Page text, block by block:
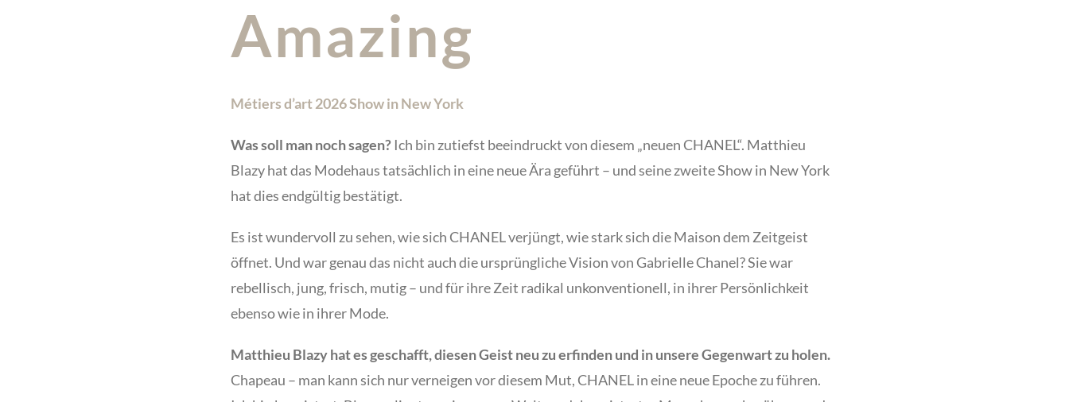
Amazing
Métiers d’art 2026 Show in New York
Was soll man noch sagen? Ich bin zutiefst beeindruckt von diesem „neuen CHANEL“. Matthieu
Blazy hat das Modehaus tatsächlich in eine neue Ära geführt – und seine zweite Show in New York
hat dies endgültig bestätigt.
Es ist wundervoll zu sehen, wie sich CHANEL verjüngt, wie stark sich die Maison dem Zeitgeist
öffnet. Und war genau das nicht auch die ursprüngliche Vision von Gabrielle Chanel? Sie war
rebellisch, jung, frisch, mutig – und für ihre Zeit radikal unkonventionell, in ihrer Persönlichkeit
ebenso wie in ihrer Mode.
Matthieu Blazy hat es geschafft, diesen Geist neu zu erfinden und in unsere Gegenwart zu holen.
Chapeau – man kann sich nur verneigen vor diesem Mut, CHANEL in eine neue Epoche zu führen.